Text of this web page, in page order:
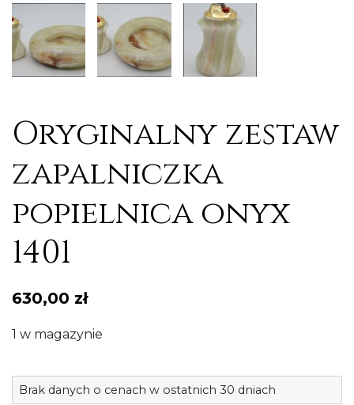
Oryginalny zestaw
zapalniczka
popielnica onyx
1401
630,00 zł
1 w magazynie
Brak danych o cenach w ostatnich 30 dniach